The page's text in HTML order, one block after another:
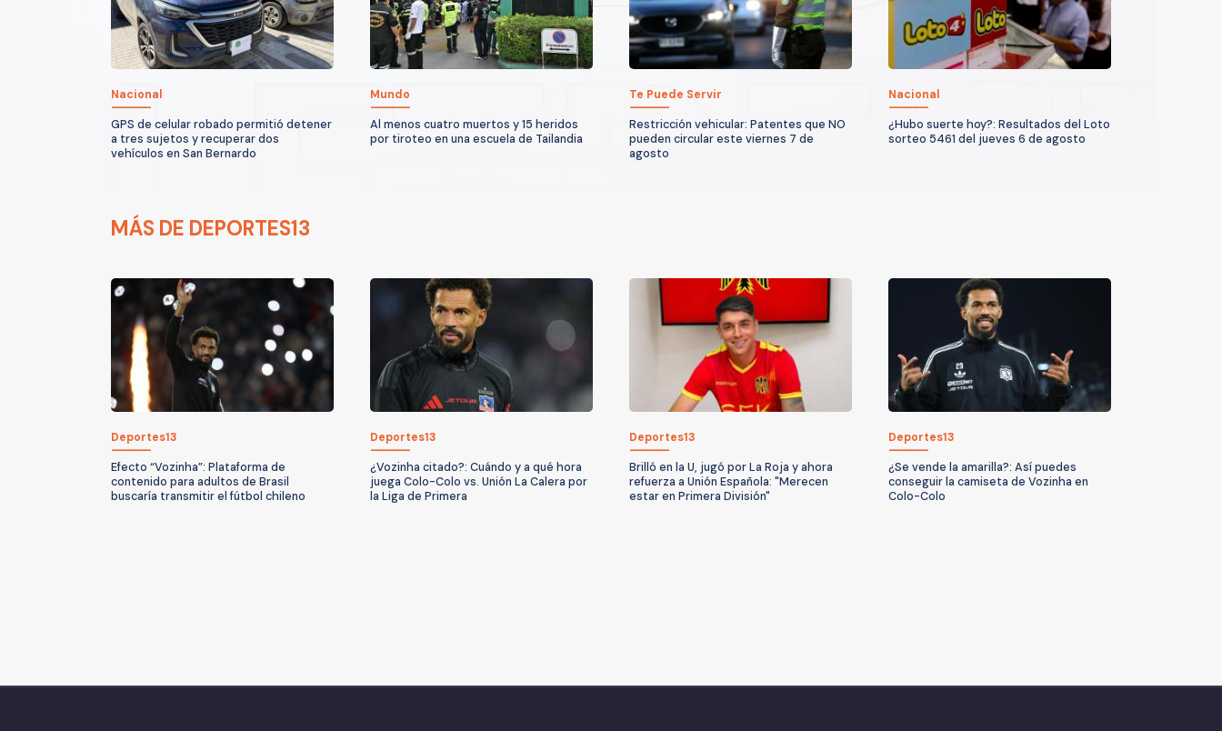
Nacional
GPS de celular robado permitió detener
a tres sujetos y recuperar dos
vehículos en San Bernardo
Mundo
Al menos cuatro muertos y 15 heridos
por tiroteo en una escuela de Tailandia
Te Puede Servir
Restricción vehicular: Patentes que NO
pueden circular este viernes 7 de
agosto
Nacional
¿Hubo suerte hoy?: Resultados del Loto
sorteo 5461 del jueves 6 de agosto
MÁS DE DEPORTES13
Deportes13
Efecto “Vozinha”: Plataforma de
contenido para adultos de Brasil
buscaría transmitir el fútbol chileno
Deportes13
¿Vozinha citado?: Cuándo y a qué hora
juega Colo-Colo vs. Unión La Calera por
la Liga de Primera
Deportes13
Brilló en la U, jugó por La Roja y ahora
refuerza a Unión Española: "Merecen
estar en Primera División"
Deportes13
¿Se vende la amarilla?: Así puedes
conseguir la camiseta de Vozinha en
Colo-Colo